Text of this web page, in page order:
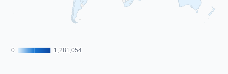
0
0 1,281,054
1,281,054